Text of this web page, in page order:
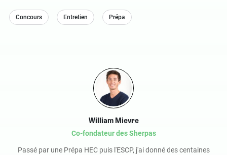
William Mievre
Co-fondateur des Sherpas
Passé par une Prépa HEC puis l'ESCP, j'ai donné des centaines
Concours Entretien Prépa